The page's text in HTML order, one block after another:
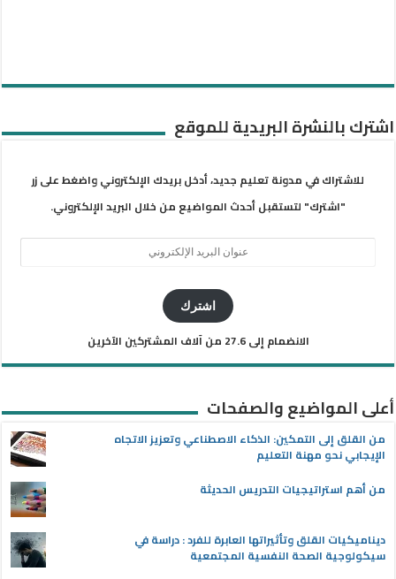
اشترك بالنشرة البريدية للموقع
للاشتراك في مدونة تعليم جديد، أدخل بريدك الإلكتروني واضغط على زر
"اشترك" لتستقبل أحدث المواضيع من خلال البريد الإلكتروني.
اشترك
الانضمام إلى 27.6 من آلاف المشتركين الآخرين
أعلى المواضيع والصفحات
من القلق إلى التمكين: الذكاء الاصطناعي وتعزيز الاتجاه
الإيجابي نحو مهنة التعليم
من أهم استراتيجيات التدريس الحديثة
ديناميكيات القلق وتأثيراتها العابرة للفرد : دراسة في
سيكولوجية الصحة النفسية المجتمعية